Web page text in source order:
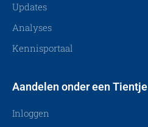
Updates
Analyses
Kennisportaal
Aandelen onder een Tientje
Inloggen